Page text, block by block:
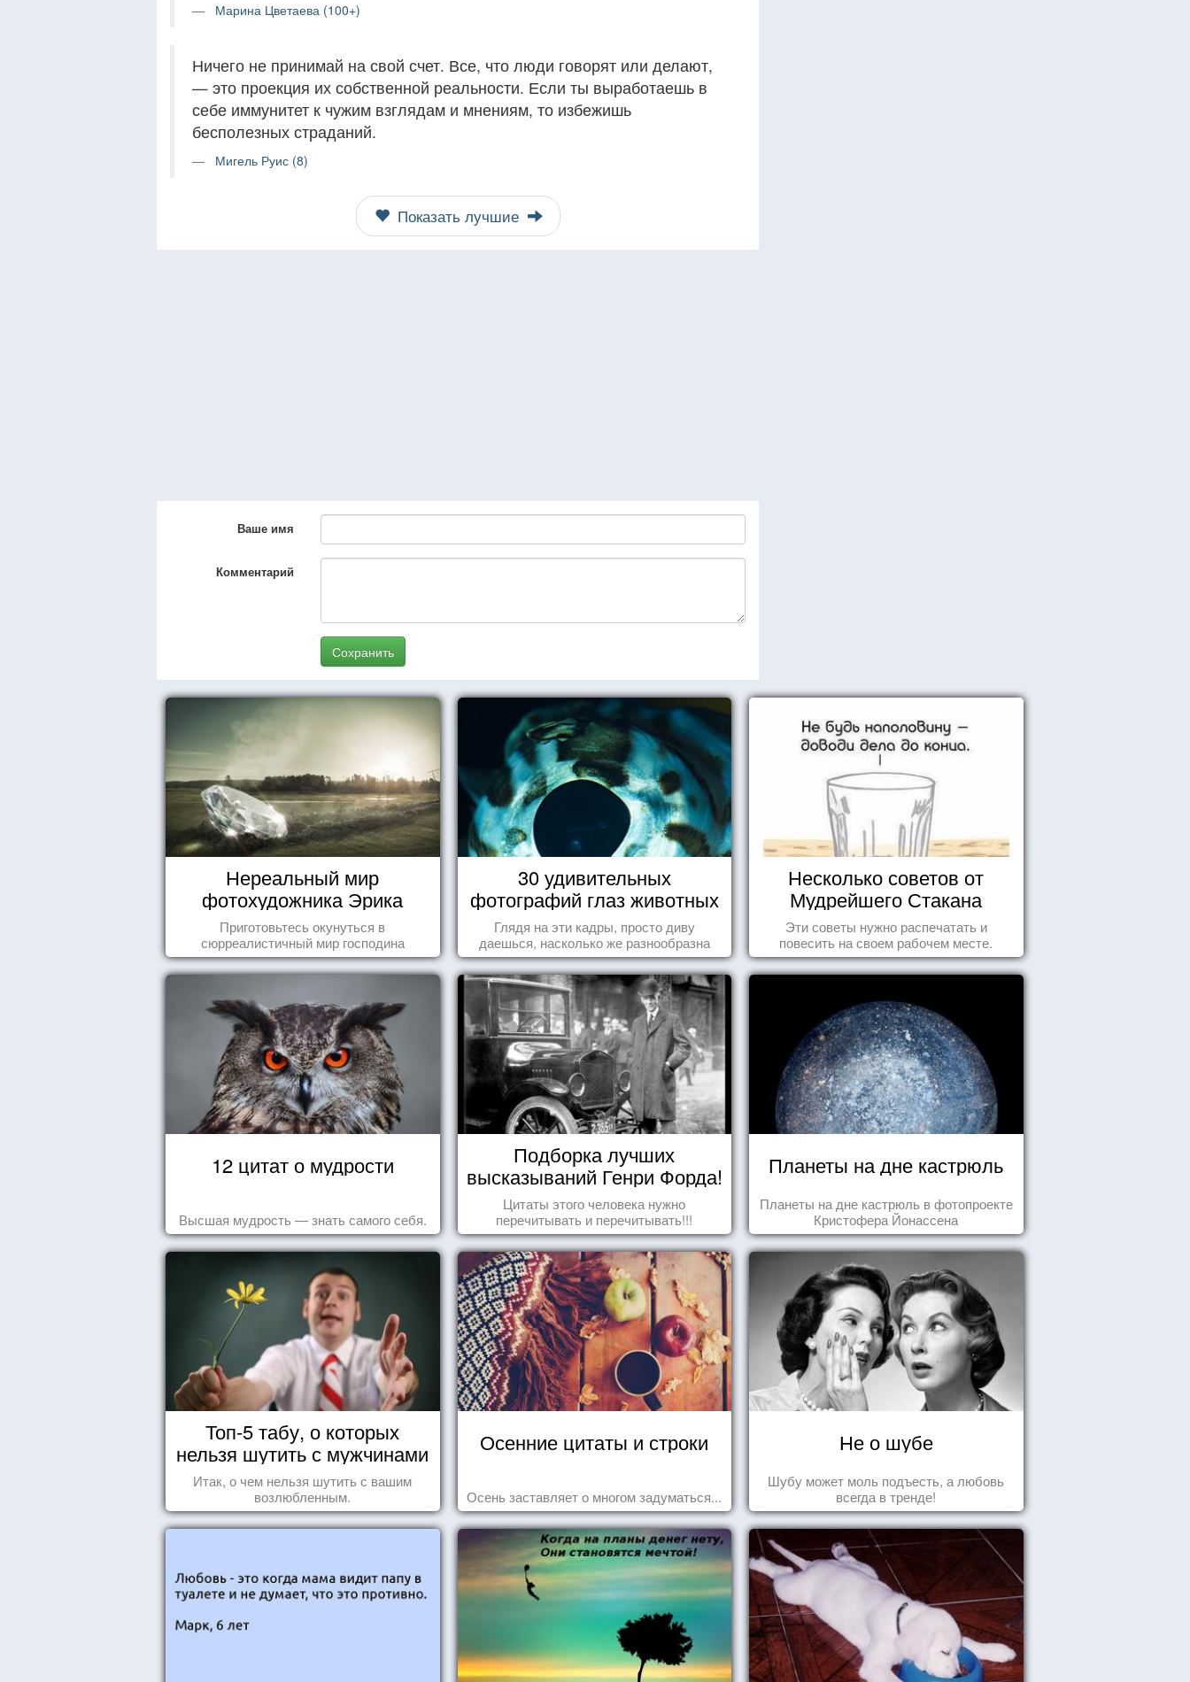
Марина Цветаева (100+)
Ничего не принимай на свой счет. Все, что люди говорят или делают,
— это проекция их собственной реальности. Если ты выработаешь в
себе иммунитет к чужим взглядам и мнениям, то избежишь
бесполезных страданий.
Мигель Руис (8)
Показать лучшие
Ваше имя
Комментарий
Сохранить
Нереальный мир
фотохудожника Эрика
Йоханссона
Приготовьтесь окунуться в
сюрреалистичный мир господина
Йоханссона
30 удивительных
фотографий глаз животных
Глядя на эти кадры, просто диву
даешься, насколько же разнообразна
природа нашего мира!
Несколько советов от
Мудрейшего Стакана
Эти советы нужно распечатать и
повесить на своем рабочем месте.
12 цитат о мудрости
Высшая мудрость — знать самого себя.
Подборка лучших
высказываний Генри Форда!
Цитаты этого человека нужно
перечитывать и перечитывать!!!
Планеты на дне кастрюль
Планеты на дне кастрюль в фотопроекте
Кристофера Йонассена
Топ-5 табу, о которых
нельзя шутить с мужчинами
Итак, о чем нельзя шутить с вашим
возлюбленным.
Осенние цитаты и строки
Осень заставляет о многом задуматься...
Не о шубе
Шубу может моль подъесть, а любовь
всегда в тренде!